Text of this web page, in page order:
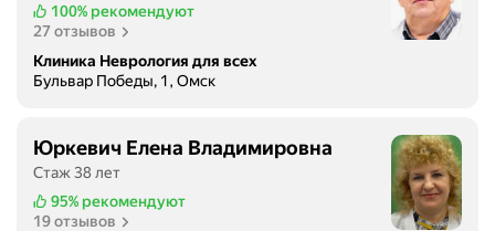
100% рекомендуют
27 отзывов
Клиника Неврология для всех
Бульвар Победы, 1, Омск
Юркевич Елена Владимировна
Стаж 38 лет
95% рекомендуют
19 отзывов